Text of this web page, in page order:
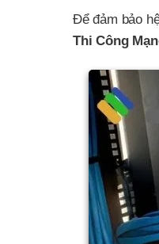
Để đảm bảo
Thi Công